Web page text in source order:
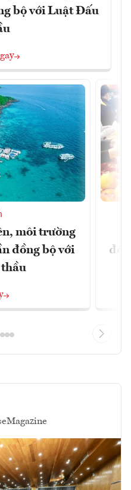
bộ với Luật Đấu
môi trường
đồng bộ với
eMagazine